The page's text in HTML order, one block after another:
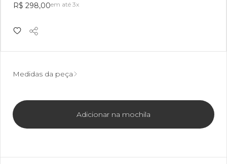
R$ 298,00em até 3x
Medidas da peça
Adicionar na mochila